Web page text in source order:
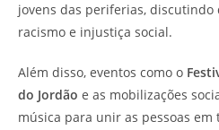
jovens das periferias, discutindo
racismo e injustiça social.
Além disso, eventos como o
do Jordão e as mobilizações
música para unir as pessoas em